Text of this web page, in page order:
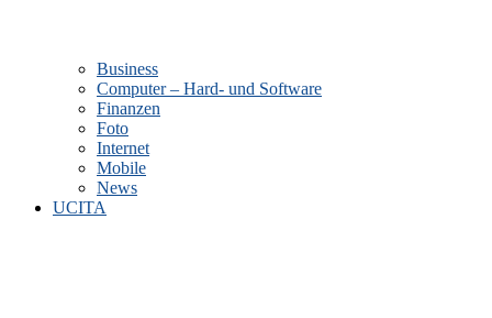
Business
Computer – Hard- und Software
Finanzen
Foto
Internet
Mobile
News
UCITA